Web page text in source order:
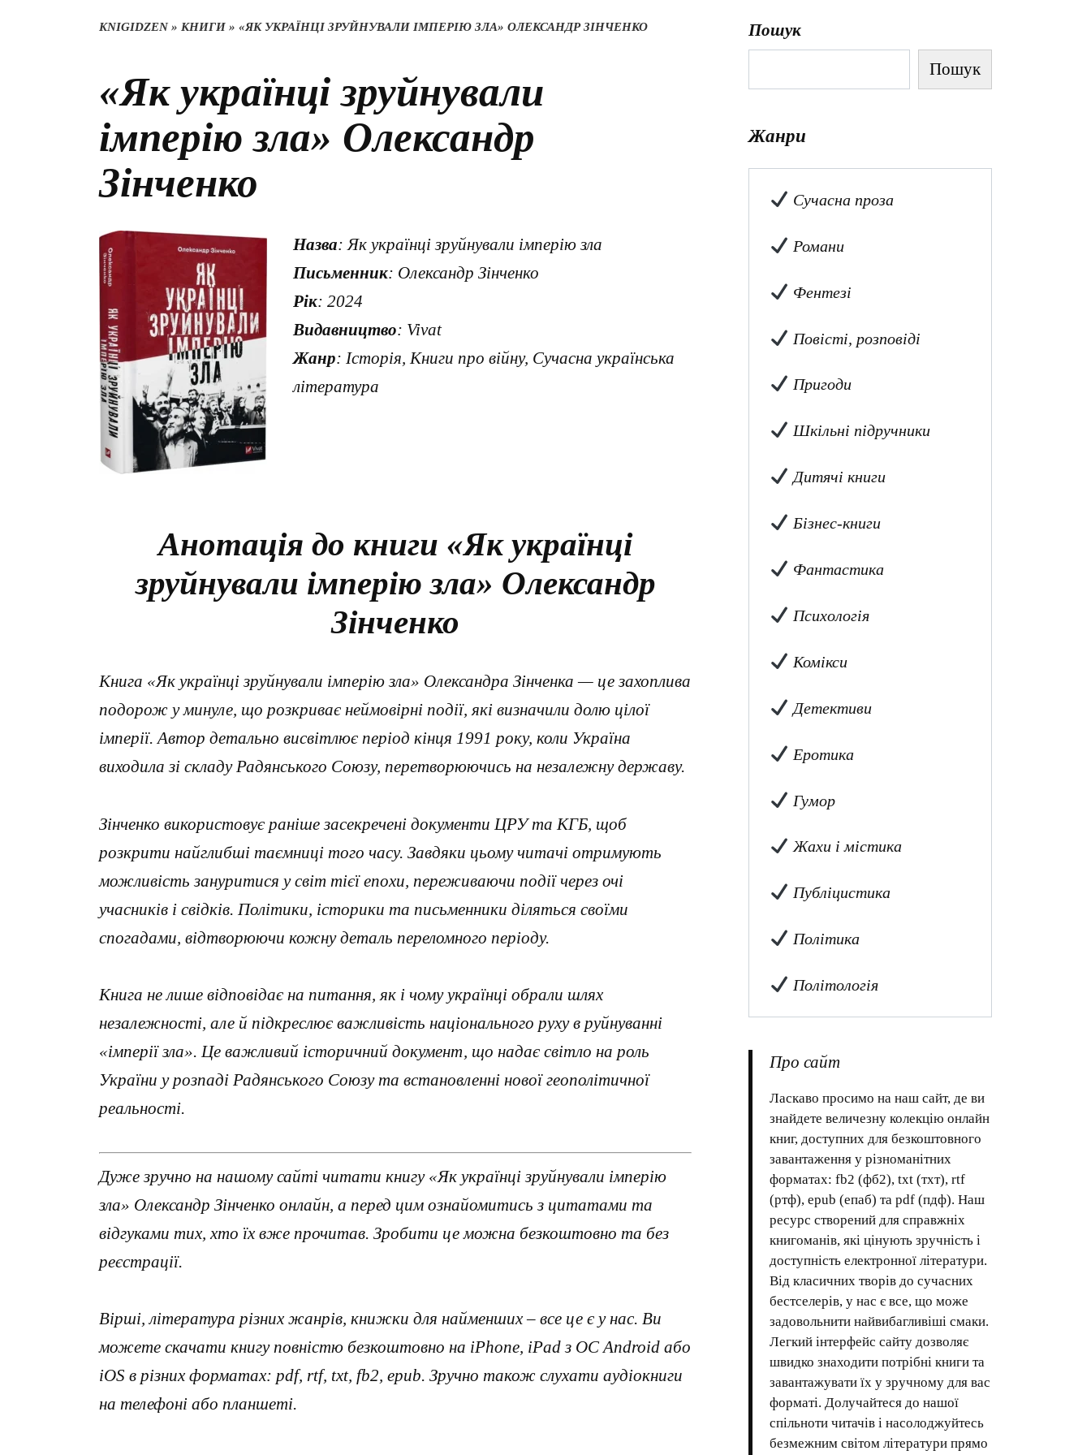
KNIGIDZEN» КНИГИ » «ЯК УКРАЇНЦІ ЗРУЙНУВАЛИ ІМПЕРІЮ ЗЛА» ОЛЕКСАНДР ЗІНЧЕНКО
«Як українці зруйнували
імперію зла» Олександр
Зінченко
Назва: Як українці зруйнували імперію зла
Письменник: Олександр Зінченко
Рік: 2024
Видавництво: Vivat
Жанр: Історія, Книги про війну, Сучасна українська
література
Анотація до книги «Як українці
зруйнували імперію зла» Олександр
Зінченко
Книга «Як українці зруйнували імперію зла» Олександра Зінченка — це захоплива
подорож у минуле, що розкриває неймовірні події, які визначили долю цілої
імперії. Автор детально висвітлює період кінця 1991 року, коли Україна
виходила зі складу Радянського Союзу, перетворюючись на незалежну державу.
Зінченко використовує раніше засекречені документи ЦРУ та КГБ, щоб
розкрити найглибші таємниці того часу. Завдяки цьому читачі отримують
можливість зануритися у світ тієї епохи, переживаючи події через очі
учасників і свідків. Політики, історики та письменники діляться своїми
спогадами, відтворюючи кожну деталь переломного періоду.
Книга не лише відповідає на питання, як і чому українці обрали шлях
незалежності, але й підкреслює важливість національного руху в руйнуванні
«імперії зла». Це важливий історичний документ, що надає світло на роль
України у розпаді Радянського Союзу та встановленні нової геополітичної
реальності.
Дуже зручно на нашому сайті читати книгу «Як українці зруйнували імперію
зла» Олександр Зінченко онлайн, а перед цим ознайомитись з цитатами та
відгуками тих, хто їх вже прочитав. Зробити це можна безкоштовно та без
реєстрації.
Вірші, література різних жанрів, книжки для найменших – все це є у нас. Ви
можете скачати книгу повністю безкоштовно на iPhone, iPad з ОС Android або
iOS в різних форматах: pdf, rtf, txt, fb2, epub. Зручно також слухати аудіокниги
на телефоні або планшеті.
Пошук
Пошук
Жанри
Сучасна проза
Романи
Фентезі
Повісті, розповіді
Пригоди
Шкільні підручники
Дитячі книги
Бізнес-книги
Фантастика
Психологія
Комікси
Детективи
Еротика
Гумор
Жахи і містика
Публіцистика
Політика
Політологія
Про сайт
Ласкаво просимо на наш сайт, де ви
знайдете величезну колекцію онлайн
книг, доступних для безкоштовного
завантаження у різноманітних
форматах: fb2 (фб2), txt (тхт), rtf
(ртф), epub (епаб) та pdf (пдф). Наш
ресурс створений для справжніх
книгоманів, які цінують зручність і
доступність електронної літератури.
Від класичних творів до сучасних
бестселерів, у нас є все, що може
задовольнити найвибагливіші смаки.
Легкий інтерфейс сайту дозволяє
швидко знаходити потрібні книги та
завантажувати їх у зручному для вас
форматі. Долучайтеся до нашої
спільноти читачів і насолоджуйтесь
безмежним світом літератури прямо